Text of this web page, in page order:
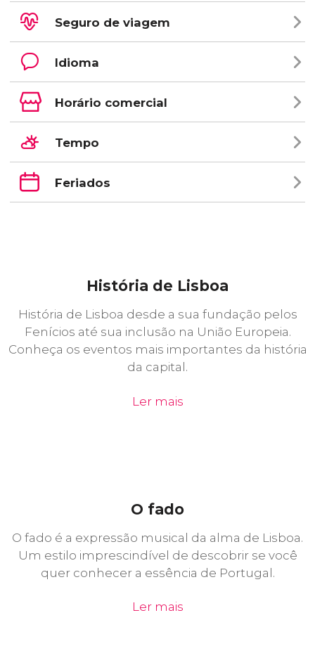
Seguro de viagem
Idioma
Horário comercial
Tempo
Feriados
História de Lisboa
História de Lisboa desde a sua fundação pelos
Fenícios até sua inclusão na União Europeia.
Conheça os eventos mais importantes da história
da capital.
Ler mais
O fado
O fado é a expressão musical da alma de Lisboa.
Um estilo imprescindível de descobrir se você
quer conhecer a essência de Portugal.
Ler mais